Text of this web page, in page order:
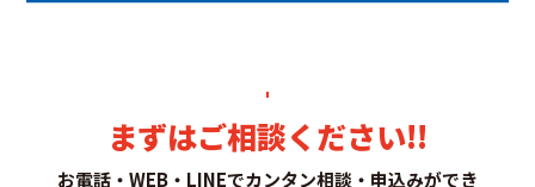
まずはご相談ください!!
お電話・WEB・LINEでカンタン相談・申込みができ